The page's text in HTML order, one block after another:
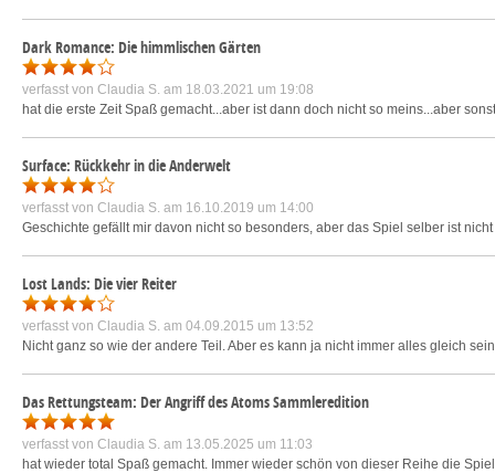
Dark Romance: Die himmlischen Gärten
verfasst von Claudia S. am 18.03.2021 um 19:08
hat die erste Zeit Spaß gemacht...aber ist dann doch nicht so meins...aber
Surface: Rückkehr in die Anderwelt
verfasst von Claudia S. am 16.10.2019 um 14:00
Geschichte gefällt mir davon nicht so besonders, aber das Spiel selber ist
Lost Lands: Die vier Reiter
verfasst von Claudia S. am 04.09.2015 um 13:52
Nicht ganz so wie der andere Teil. Aber es kann ja nicht immer alles gleich
Das Rettungsteam: Der Angriff des Atoms Sammleredition
verfasst von Claudia S. am 13.05.2025 um 11:03
hat wieder total Spaß gemacht. Immer wieder schön von dieser Reihe die